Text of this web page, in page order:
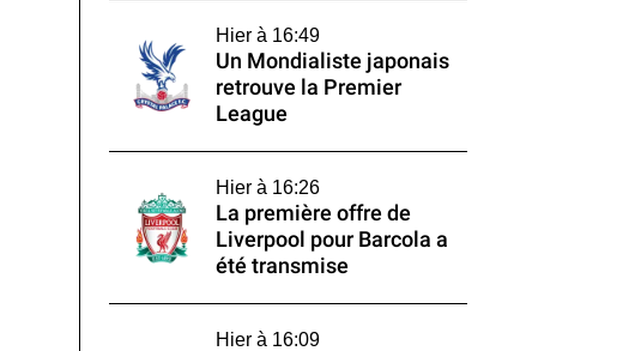
Hier à 16:49
Un Mondialiste japonais
retrouve la Premier
League
Hier à 16:26
La première offre de
Liverpool pour Barcola a
été transmise
Hier à 16:09